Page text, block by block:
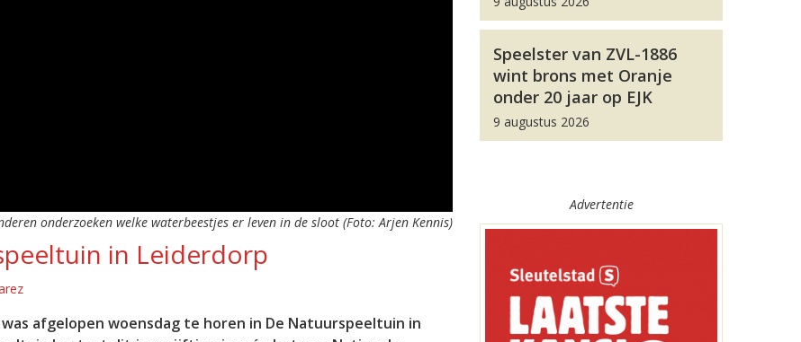
onderzoeken welke waterbeestjes er leven in de sloot (Foto: Arjen Kennis)
in Leiderdorp
afgelopen woensdag te horen in De Natuurspeeltuin in
Speelster van ZVL-1886
wint brons met Oranje
onder 20 jaar op EJK
9 augustus 2026
Advertentie